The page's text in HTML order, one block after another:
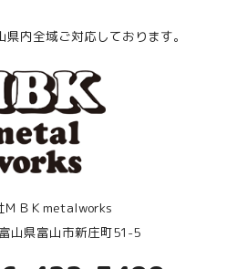
内全域ご対応しております。
ＭＢＫmetalworks
山県富山市新庄町51-5